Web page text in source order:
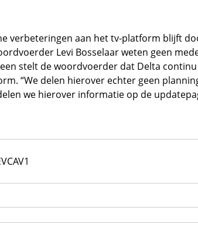
verbeteringen aan het tv-platform blijft
Levi Bosselaar weten geen
stelt de woordvoerder dat Delta continu
“We delen hierover echter geen
we hierover informatie op de
AV1